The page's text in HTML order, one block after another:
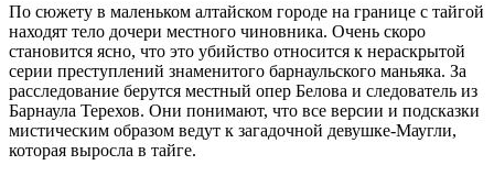
По сюжету в маленьком алтайском городе на границе с тайгой
находят тело дочери местного чиновника. Очень скоро
становится ясно, что это убийство относится к нераскрытой
серии преступлений знаменитого барнаульского маньяка. За
расследование берутся местный опер Белова и следователь из
Барнаула Терехов. Они понимают, что все версии и подсказки
мистическим образом ведут к загадочной девушке-Маугли,
которая выросла в тайге.